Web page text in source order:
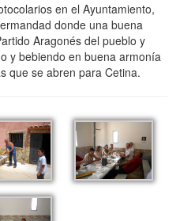
en el Ayuntamiento,
donde una buena
Aragonés del pueblo y
y bebiendo en buena armonía
que se abren para Cetina.